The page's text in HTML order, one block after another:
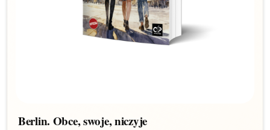
Berlin. Obce, swoje, niczyje